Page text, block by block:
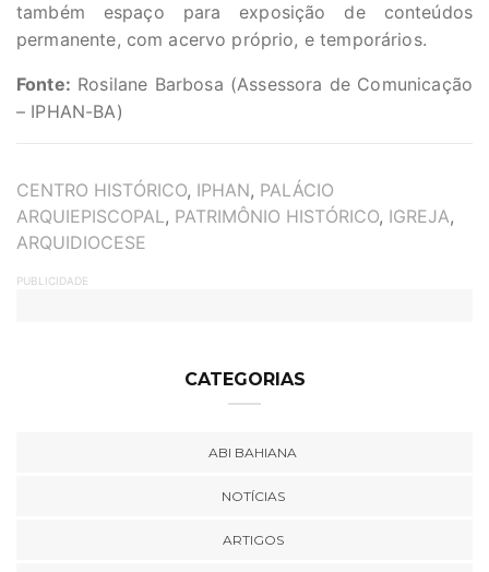
também espaço para exposição de conteúdos
permanente, com acervo próprio, e temporários.
Fonte: Rosilane Barbosa (Assessora de Comunicação
– IPHAN-BA)
TAGS
CENTRO HISTÓRICO, IPHAN, PALÁCIO
ARQUIEPISCOPAL, PATRIMÔNIO HISTÓRICO, IGREJA,
ARQUIDIOCESE
PUBLICIDADE
CATEGORIAS
ABI BAHIANA
NOTÍCIAS
ARTIGOS